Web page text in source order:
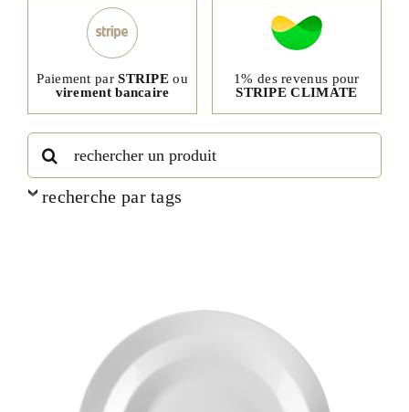
Paiement parSTRIPE ou
virement bancaire
1% des revenus pour
STRIPE CLIMATE
Rechercher:
recherche par tags